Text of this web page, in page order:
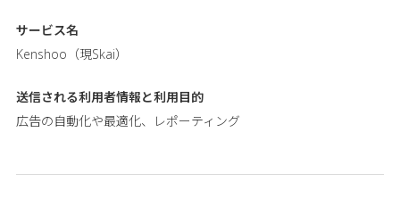
サービス名
Kenshoo（現Skai）
送信される利用者情報と利用目的
広告の自動化や最適化、レポーティング